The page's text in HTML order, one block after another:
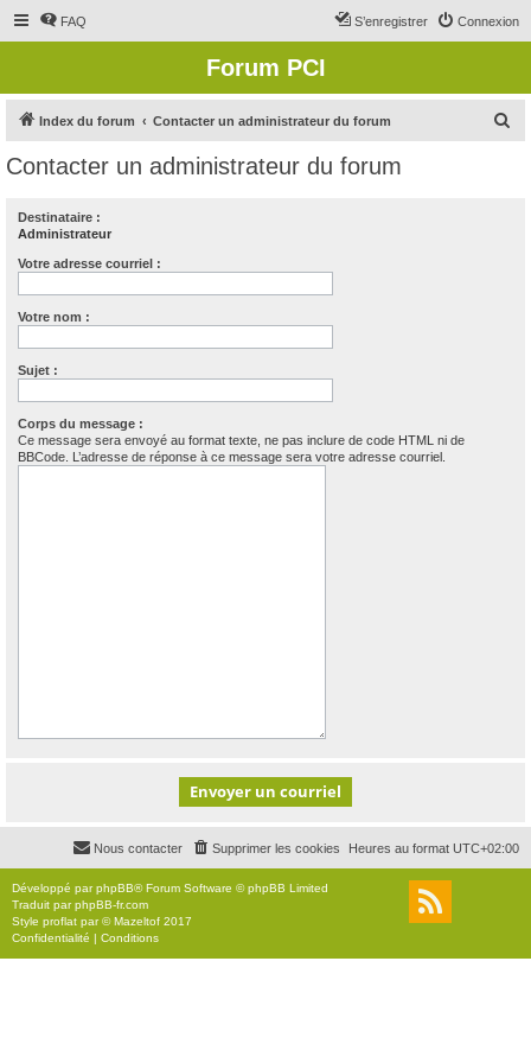
FAQ Connexion
S’enregistrer
Forum PCI
Index du forum Contacter un administrateur du forum
Contacter un administrateur du forum
Destinataire :
Administrateur
Votre adresse courriel :
Votre nom :
Sujet :
Corps du message :
Ce message sera envoyé au format texte, ne pas inclure de code HTML ni de
BBCode. L’adresse de réponse à ce message sera votre adresse courriel.
Heures au format UTC+02:00
Supprimer les cookies
Nous contacter
Développé parphpBB® Forum Software © phpBB Limited
Traduit parphpBB-fr.com
Style proflat par ©Mazeltof 2017
Confidentialité | Conditions